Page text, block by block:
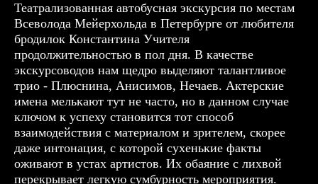
Театрализованная автобусная экскурсия по местам
Всеволода Мейерхольда в Петербурге от любителя
бродилок Константина Учителя
продолжительностью в пол дня. В качестве
экскурсоводов нам щедро выделяют талантливое
трио - Плюснина, Анисимов, Нечаев. Актерские
имена мелькают тут не часто, но в данном случае
ключом к успеху становится тот способ
взаимодействия с материалом и зрителем, скорее
даже интонация, с которой сухенькие факты
оживают в устах артистов. Их обаяние с лихвой
перекрывает легкую сумбурность мероприятия.